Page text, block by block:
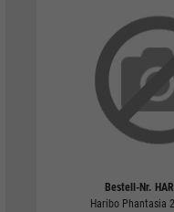
Bestell-Nr.
Haribo Phantasia